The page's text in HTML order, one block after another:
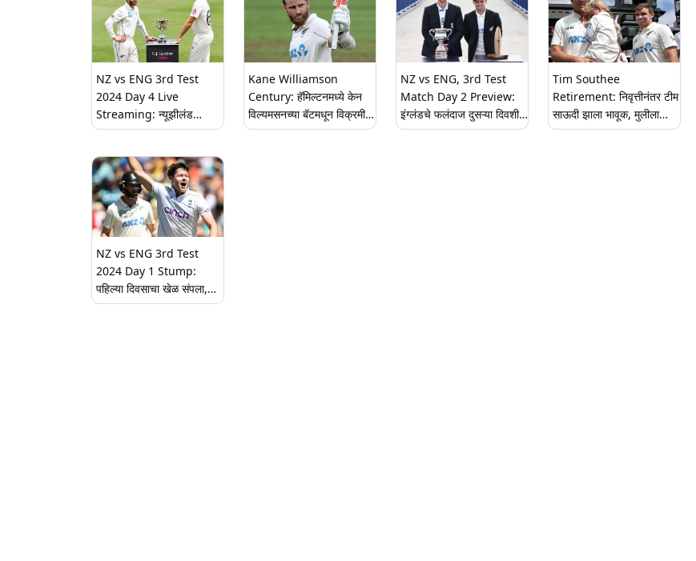
NZ vs ENG 3rd Test
2024 Day 4 Live
Streaming: न्यूझीलंड
विजयापासून 8 विकेट दूर, जाणून
कधी, कुठे आणि कसे पहायचे
Kane Williamson
Century: हॅमिल्टनमध्ये केन
विल्यमसनच्या बॅटमधून विक्रमी
शतक, इंग्लंडविरुद्ध केला
NZ vs ENG, 3rd Test
Match Day 2 Preview:
इंग्लंडचे फलंदाज दुसऱ्या दिवशी
मोठी धावसंख्या उभारू शकतील
Tim Southee
Retirement: निवृत्तीनंतर टीम
साऊदी झाला भावूक, मुलीला
कडेवर घेऊन उतरला मैदानात;
NZ vs ENG 3rd Test
2024 Day 1 Stump:
पहिल्या दिवसाचा खेळ संपला,
न्यूझीलंडची दमदार सुरुवात, 9